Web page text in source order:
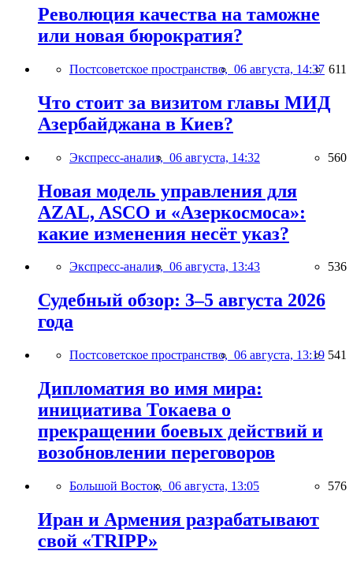
Революция качества на таможне
или новая бюрократия?
Постсоветское пространство, 06 августа, 14:37 611
Что стоит за визитом главы МИД
Азербайджана в Киев?
Экспресс-анализ, 06 августа, 14:32 560
Новая модель управления для
AZAL, ASCO и «Азеркосмоса»:
какие изменения несёт указ?
Экспресс-анализ, 06 августа, 13:43 536
Судебный обзор: 3–5 августа 2026
года
Постсоветское пространство, 06 августа, 13:19 541
Дипломатия во имя мира:
инициатива Токаева о
прекращении боевых действий и
возобновлении переговоров
Большой Восток, 06 августа, 13:05 576
Иран и Армения разрабатывают
свой «TRIPP»